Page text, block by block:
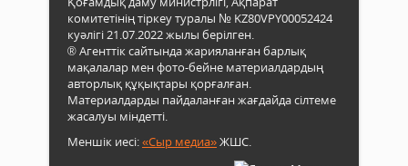
комитетінің тіркеу туралы № KZ80VPY00052424
куәлігі 21.07.2022 жылы берілген.
® Агенттік сайтында жарияланған барлық
мақалалар мен фото-бейне материалдардың
авторлық құқықтары қорғалған.
Материалдарды пайдаланған жағдайда сілтеме
жасалуы міндетті.
Меншік иесі:«Сыр медиа»ЖШС.